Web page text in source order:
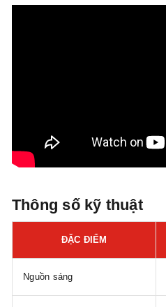
Thông số kỹ thuật
ĐẶC ĐIỂM
Nguồn sáng